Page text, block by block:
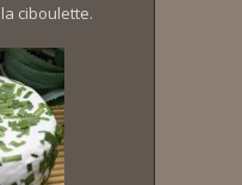
ciboulette.